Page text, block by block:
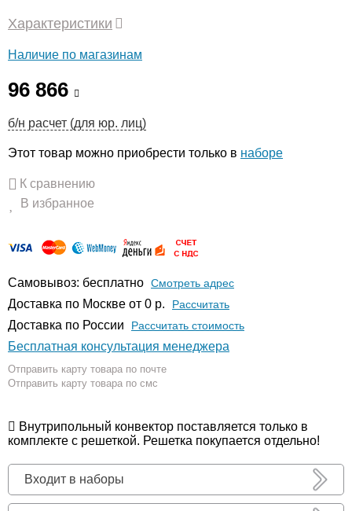
Характеристики
Наличие по магазинам
96 866
б/н расчет (для юр. лиц)
Этот товар можно приобрести только в наборе
К сравнению
В избранное
Самовывоз: бесплатно Смотреть адрес
Доставка по Москве от 0 р. Расcчитать
Доставка по России Рассчитать стоимость
Бесплатная консультация менеджера
Отправить карту товара по почте
Отправить карту товара по смс
Внутрипольный конвектор поставляется только в
комплекте с решеткой. Решетка покупается отдельно!
Входит в наборы